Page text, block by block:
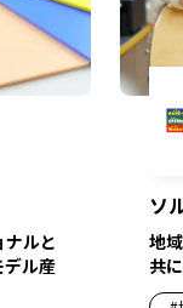
ルと
デル産
ソ
地
共